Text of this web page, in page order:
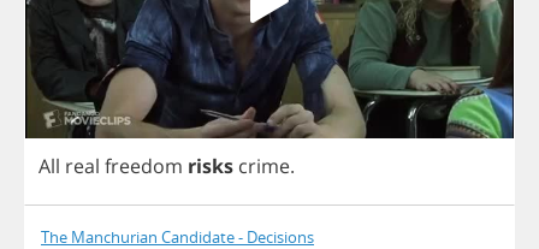
All real freedom risks crime.
The Manchurian Candidate - Decisions